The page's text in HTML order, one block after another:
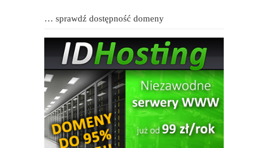
… sprawdź dostępność domeny